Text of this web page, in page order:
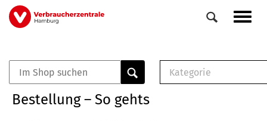
Direkt
zum
Veranstaltungen
0
Elemente
Kategorie
Bestellung – So gehts